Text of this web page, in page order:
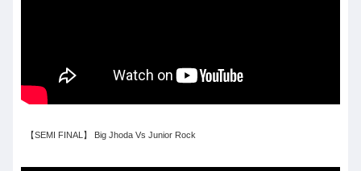
【SEMI FINAL】 Big Jhoda Vs Junior Rock